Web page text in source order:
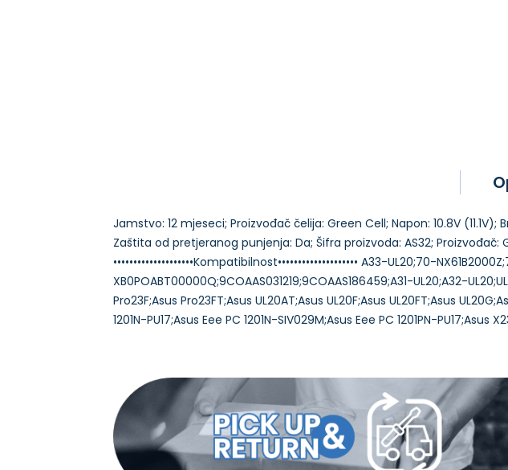
Jamstvo: 12 mjeseci; Proizvođač čelija: Green Cell; Napon: 10.8V
Zaštita od pretjeranog punjenja: Da; Šifra proizvoda: AS32;
••••••••••••••••••••Kompatibilnost•••••••••••••••••••• A33-UL20;70-
XB0POABT00000Q;9COAAS031219;9COAAS186459;A31-UL20;A32-
Pro23F;Asus Pro23FT;Asus UL20AT;Asus UL20F;Asus UL20FT;Asus